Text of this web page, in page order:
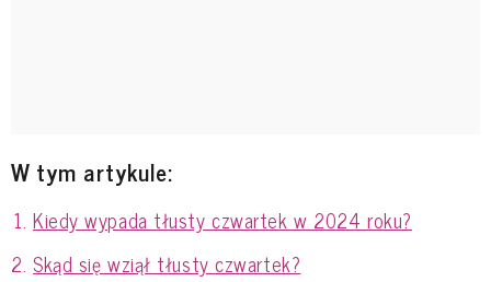
W tym artykule:
Kiedy wypada tłusty czwartek w 2024 roku?
Skąd się wziął tłusty czwartek?